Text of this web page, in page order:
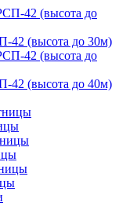
42 (высота до 30м)
42 (высота до 40м)